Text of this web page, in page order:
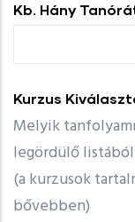
Kb. Hány
Kurzus
Melyik
legördülő
(a kurzusok
bővebben)